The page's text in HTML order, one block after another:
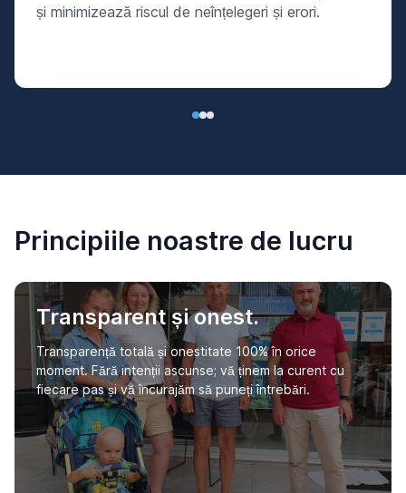
și minimizează riscul de neînțelegeri și erori.
Principiile noastre de lucru
Transparent și onest.
Transparență totală și onestitate 100% în orice
moment. Fără intenții ascunse; vă ținem la curent cu
fiecare pas și vă încurajăm să puneți întrebări.